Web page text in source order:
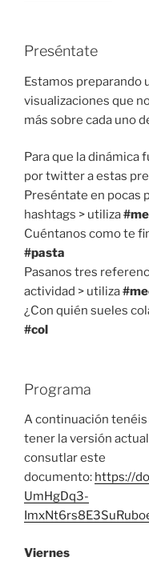
Preséntate
Estamos preparando
visualizaciones que
más sobre cada uno
Para que la dinámica
por twitter a estas
Preséntate en pocas
hashtags > utiliza
Cuéntanos como te
#pasta
Pasanos tres
actividad > utiliza
¿Con quién sueles
#col
Programa
A continuación
tener la versión
consutlar este
documento: https://
UmHgDq3-
Viernes